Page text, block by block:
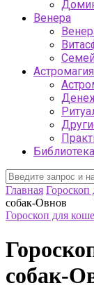
Венера
Астромагия
Библиотека
Главная Гороскоп
собак-Овнов
Гороскоп для
собак-